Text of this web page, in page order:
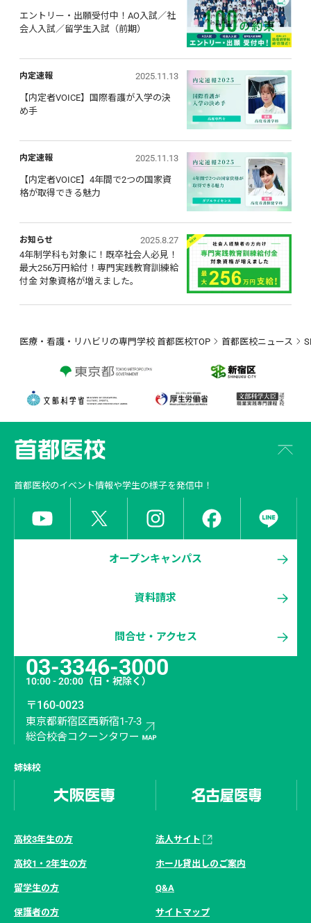
エントリー・出願受付中！AO入試／社
会人入試／留学生入試（前期）
内定速報 2025.11.13
【内定者VOICE】国際看護が入学の決
め手
内定速報 2025.11.13
【内定者VOICE】4年間で2つの国家資
格が取得できる魅力
お知らせ
2025.8.27
4年制学科も対象に！既卒社会人必見！
最大256万円給付！専門実践教育訓練給
付金 対象資格が増えました。
医療・看護・リハビリの専門学校 首都医校TOP 首都医校ニュース
首都医校のイベント情報や学生の様子を発信中！
オープンキャンパス
資料請求
問合せ・アクセス
03-3346-3000
10:00 - 20:00 （日・祝除く）
〒160-0023
東京都新宿区西新宿1-7-3
総合校舎コクーンタワー
姉妹校
高校3年生の方
高校1・2年生の方
留学生の方
保護者の方
法人サイト
ホール貸出しのご案内
Q&A
サイトマップ